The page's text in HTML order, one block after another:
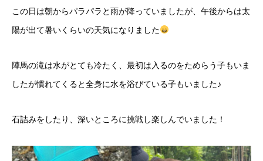
この日は朝からパラパラと雨が降っていましたが、午後からは太
陽が出て暑いくらいの天気になりました
陣馬の滝は水がとても冷たく、最初は入るのをためらう子もいま
したが慣れてくると全身に水を浴びている子もいました♪
石詰みをしたり、深いところに挑戦し楽しんでいました！